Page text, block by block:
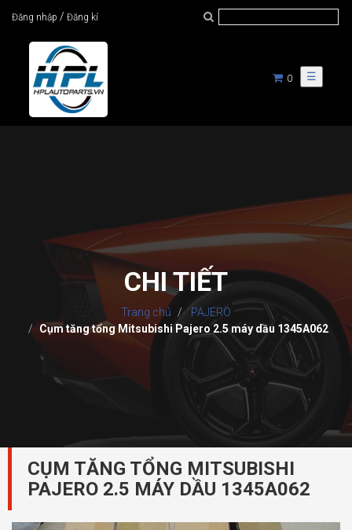
Đăng nhập / Đăng kí
☰
0
CHI TIẾT
Trang chủ
PAJERO
Cụm tăng tổng ‎Mitsubishi Pajero 2.5 máy dầu 1345A062
CỤM TĂNG TỔNG ‎MITSUBISHI
PAJERO 2.5 MÁY DẦU 1345A062